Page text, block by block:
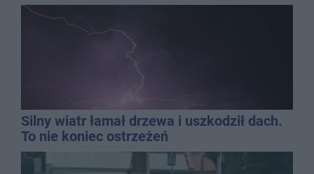
Silny wiatr łamał drzewa i uszkodził dach.
To nie koniec ostrzeżeń